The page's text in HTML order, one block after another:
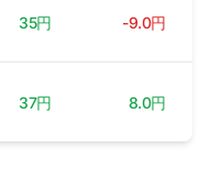
35円 -9.0円
37円 8.0円